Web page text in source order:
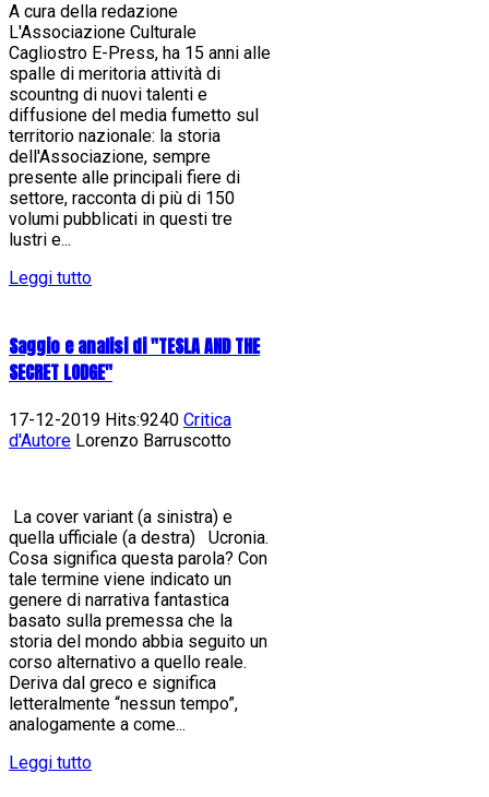
A cura della redazione
L'Associazione Culturale
Cagliostro E-Press, ha 15 anni alle
spalle di meritoria attività di
scountng di nuovi talenti e
diffusione del media fumetto sul
territorio nazionale: la storia
dell'Associazione, sempre
presente alle principali fiere di
settore, racconta di più di 150
volumi pubblicati in questi tre
lustri e...
Leggi tutto
Saggio e analisi di "TESLA AND THE
SECRET LODGE"
17-12-2019 Hits:9240 Critica
d'Autore Lorenzo Barruscotto
La cover variant (a sinistra) e
quella ufficiale (a destra) Ucronia.
Cosa significa questa parola? Con
tale termine viene indicato un
genere di narrativa fantastica
basato sulla premessa che la
storia del mondo abbia seguito un
corso alternativo a quello reale.
Deriva dal greco e significa
letteralmente “nessun tempo”,
analogamente a come...
Leggi tutto